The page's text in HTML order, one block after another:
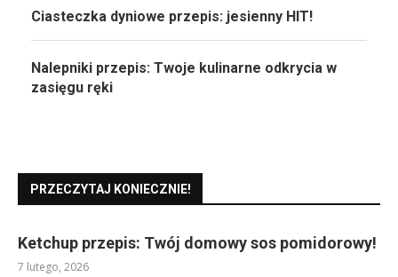
Ciasteczka dyniowe przepis: jesienny HIT!
Nalepniki przepis: Twoje kulinarne odkrycia w
zasięgu ręki
PRZECZYTAJ KONIECZNIE!
Ketchup przepis: Twój domowy sos pomidorowy!
7 lutego, 2026